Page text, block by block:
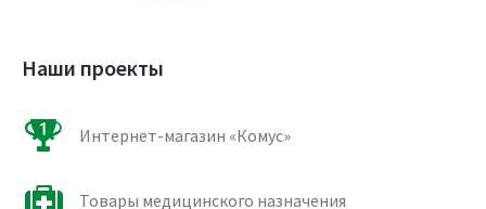
Наши проекты
Интернет-магазин «Комус»
Товары медицинского назначения